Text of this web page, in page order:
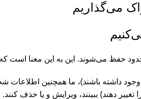
می‌گذاریم
حفظ می‌شوند. این به این معنا است
داشته باشند)، ما همچنین
تغییر دهند) ببینند، ویرایش و یا حذف